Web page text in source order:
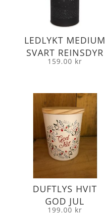
LEDLYKT MEDIUM
SVART REINSDYR
159.00 kr
DUFTLYS HVIT
GOD JUL
199.00 kr